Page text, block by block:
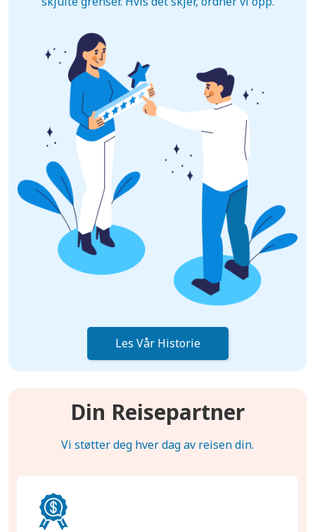
Les Vår Historie
Din Reisepartner
Vi støtter deg hver dag av reisen din.